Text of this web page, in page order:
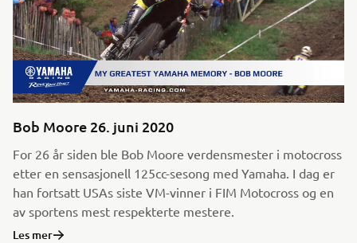
Bob Moore 26. juni 2020
For 26 år siden ble Bob Moore verdensmester i motocross
etter en sensasjonell 125cc-sesong med Yamaha. I dag er
han fortsatt USAs siste VM-vinner i FIM Motocross og en
av sportens mest respekterte mestere.
Les mer